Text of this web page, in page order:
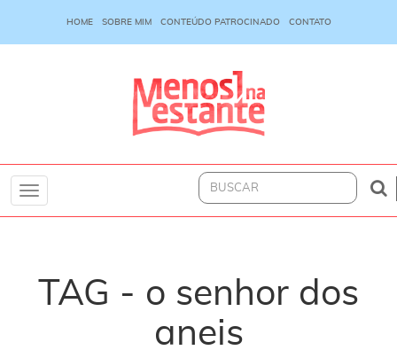
HOME SOBRE MIM CONTEÚDO PATROCINADO CONTATO
Toggle
TAG - o senhor dos
aneis